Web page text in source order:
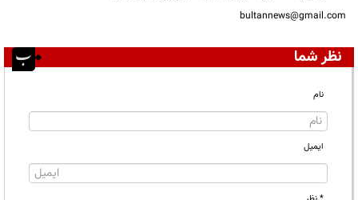
bultannews@gmail.com
نظر شما
نام
ایمیل